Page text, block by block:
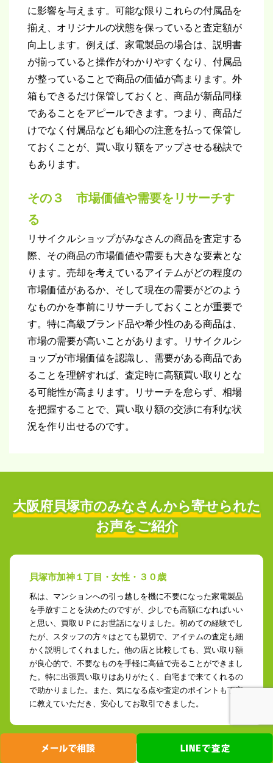
に影響を与えます。可能な限りこれらの付属品を
揃え、オリジナルの状態を保っていると査定額が
向上します。例えば、家電製品の場合は、説明書
が揃っていると操作がわかりやすくなり、付属品
が整っていることで商品の価値が高まります。外
箱もできるだけ保管しておくと、商品が新品同様
であることをアピールできます。つまり、商品だ
けでなく付属品なども細心の注意を払って保管し
ておくことが、買い取り額をアップさせる秘訣で
もあります。
その３ 市場価値や需要をリサーチす
る
リサイクルショップがみなさんの商品を査定する
際、その商品の市場価値や需要も大きな要素とな
ります。売却を考えているアイテムがどの程度の
市場価値があるか、そして現在の需要がどのよう
なものかを事前にリサーチしておくことが重要で
す。特に高級ブランド品や希少性のある商品は、
市場の需要が高いことがあります。リサイクルシ
ョップが市場価値を認識し、需要がある商品であ
ることを理解すれば、査定時に高額買い取りとな
る可能性が高まります。リサーチを怠らず、相場
を把握することで、買い取り額の交渉に有利な状
況を作り出せるのです。
大阪府貝塚市のみなさんから寄せられた
お声をご紹介
貝塚市加神１丁目・女性・３０歳
私は、マンションへの引っ越しを機に不要になった家電製品
を手放すことを決めたのですが、少しでも高額になればいい
と思い、買取ＵＰにお世話になりました。初めての経験でし
たが、スタッフの方々はとても親切で、アイテムの査定も細
かく説明してくれました。他の店と比較しても、買い取り額
が良心的で、不要なものを手軽に高値で売ることができまし
た。特に出張買い取りはありがたく、自宅まで来てくれるの
で助かりました。また、気になる点や査定のポイントも丁寧
に教えていただき、安心してお取引できました。